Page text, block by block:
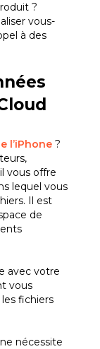
?
vous-
à des
l’iPhone?
vous offre
lequel vous
Il est
de
avec votre
vous
fichiers
nécessite